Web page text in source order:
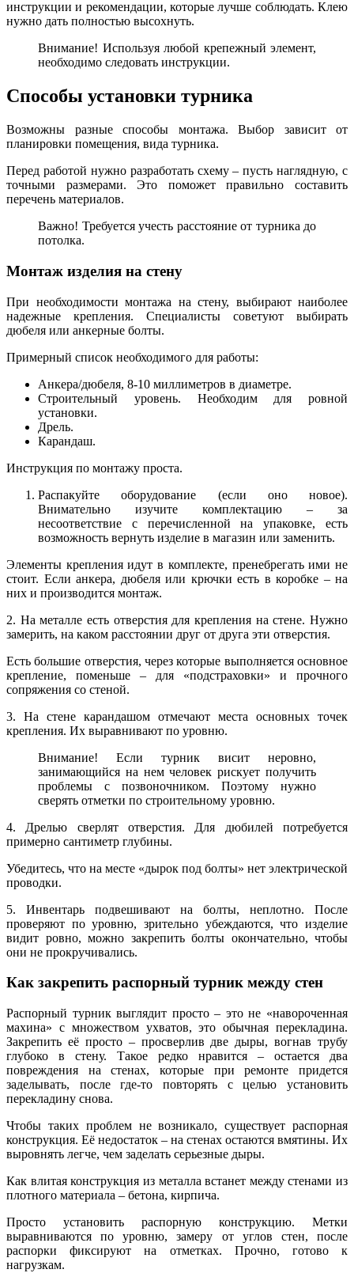
инструкции и рекомендации, которые лучше соблюдать. Клею
нужно дать полностью высохнуть.
Внимание! Используя любой крепежный элемент,
необходимо следовать инструкции.
Способы установки турника
Возможны разные способы монтажа. Выбор зависит от
планировки помещения, вида турника.
Перед работой нужно разработать схему – пусть наглядную, с
точными размерами. Это поможет правильно составить
перечень материалов.
Важно! Требуется учесть расстояние от турника до
потолка.
Монтаж изделия на стену
При необходимости монтажа на стену, выбирают наиболее
надежные крепления. Специалисты советуют выбирать
дюбеля или анкерные болты.
Примерный список необходимого для работы:
Анкера/дюбеля, 8-10 миллиметров в диаметре.
Строительный уровень. Необходим для ровной
установки.
Дрель.
Карандаш.
Инструкция по монтажу проста.
Распакуйте оборудование (если оно новое).
Внимательно изучите комплектацию – за
несоответствие с перечисленной на упаковке, есть
возможность вернуть изделие в магазин или заменить.
Элементы крепления идут в комплекте, пренебрегать ими не
стоит. Если анкера, дюбеля или крючки есть в коробке – на
них и производится монтаж.
2. На металле есть отверстия для крепления на стене. Нужно
замерить, на каком расстоянии друг от друга эти отверстия.
Есть большие отверстия, через которые выполняется основное
крепление, поменьше – для «подстраховки» и прочного
сопряжения со стеной.
3. На стене карандашом отмечают места основных точек
крепления. Их выравнивают по уровню.
Внимание! Если турник висит неровно,
занимающийся на нем человек рискует получить
проблемы с позвоночником. Поэтому нужно
сверять отметки по строительному уровню.
4. Дрелью сверлят отверстия. Для дюбилей потребуется
примерно сантиметр глубины.
Убедитесь, что на месте «дырок под болты» нет электрической
проводки.
5. Инвентарь подвешивают на болты, неплотно. После
проверяют по уровню, зрительно убеждаются, что изделие
видит ровно, можно закрепить болты окончательно, чтобы
они не прокручивались.
Как закрепить распорный турник между стен
Распорный турник выглядит просто – это не «навороченная
махина» с множеством ухватов, это обычная перекладина.
Закрепить её просто – просверлив две дыры, вогнав трубу
глубоко в стену. Такое редко нравится – остается два
повреждения на стенах, которые при ремонте придется
заделывать, после где-то повторять с целью установить
перекладину снова.
Чтобы таких проблем не возникало, существует распорная
конструкция. Её недостаток – на стенах остаются вмятины. Их
выровнять легче, чем заделать серьезные дыры.
Как влитая конструкция из металла встанет между стенами из
плотного материала – бетона, кирпича.
Просто установить распорную конструкцию. Метки
выравниваются по уровню, замеру от углов стен, после
распорки фиксируют на отметках. Прочно, готово к
нагрузкам.